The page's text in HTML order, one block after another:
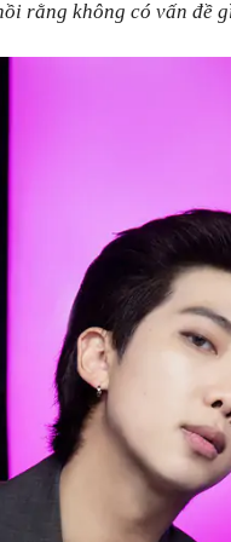
​​rằng không có vấn đề